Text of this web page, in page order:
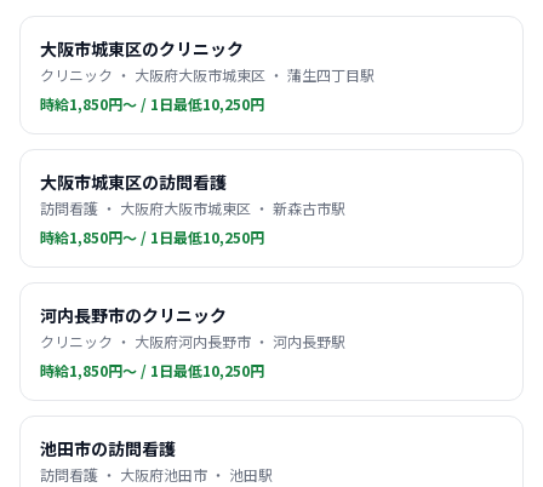
大阪市城東区のクリニック
クリニック ・ 大阪府大阪市城東区 ・ 蒲生四丁目駅
時給1,850円〜 / 1日最低10,250円
大阪市城東区の訪問看護
訪問看護 ・ 大阪府大阪市城東区 ・ 新森古市駅
時給1,850円〜 / 1日最低10,250円
河内長野市のクリニック
クリニック ・ 大阪府河内長野市 ・ 河内長野駅
時給1,850円〜 / 1日最低10,250円
池田市の訪問看護
訪問看護 ・ 大阪府池田市 ・ 池田駅